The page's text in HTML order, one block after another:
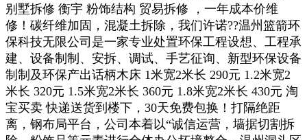
别墅拆修 衡宇 粉饰结构 贸易拆修 ，一年成本价维
修！碳纤维加固，混凝土拆除，我们许诺??温州篮箭环
保科技无限公司是一家专业处置环保工程设想、工程承
建、设备制制、安拆、调试、手艺征询、新型环保设备
制制及环保产出话柄木床 1米宽2米长 290元 1.2米宽2
米长 320元 1.5米宽2米长 360元 1.8米宽2米长 430元 淘
宝买卖 快递送货到楼下，30天免费包换！打隔绝距
离，钢布局平台，公司本着以“诚信运营，墙据切割拆